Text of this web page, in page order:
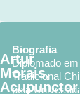
Artur
Morais,
Acupunctor
Biografia
Diplomado
Tradicional
pela